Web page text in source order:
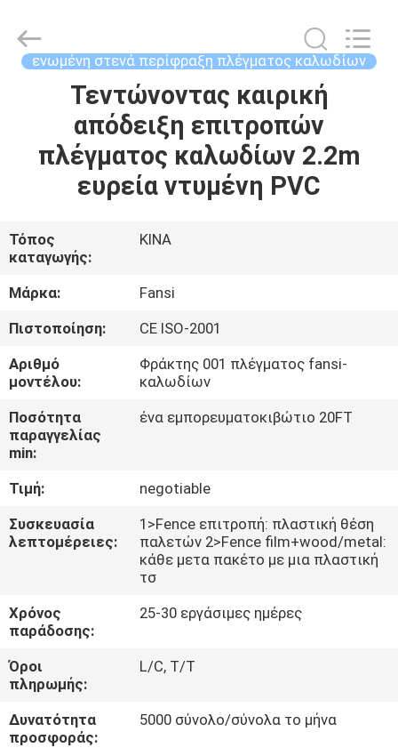
ΠΡΟΪΌΝΤΑ
ΕΜΕΊΣ
ΓΎΡΟΣ
ΕΡΓΟΣΤΑΣΊΩΝ
ΠΟΙΟΤΙΚΌΣ
ΈΛΕΓΧΟΣ
ΕΛΆΤΕ
ΣΕ
ΕΠΑΦΉ
ΖΗΤΉΣΤΕ
ΈΝΑ
ΑΠΌΣΠΑΣΜΑ
καλωδίων
προμηθευτής.
Copyright
securityfence.com.
ενωμένη στενά περίφραξη πλέγματος καλωδίων
Τεντώνοντας καιρική
απόδειξη επιτροπών
πλέγματος καλωδίων 2.2m
ευρεία ντυμένη PVC
Τόπος
καταγωγής:
ΚΙΝΑ
Μάρκα:
Fansi
Πιστοποίηση:
CE ISO-2001
Αριθμό
μοντέλου:
Φράκτης 001 πλέγματος fansi-
καλωδίων
Ποσότητα
παραγγελίας
min:
ένα εμπορευματοκιβώτιο 20FT
Τιμή:
negotiable
Συσκευασία
λεπτομέρειες:
1>Fence επιτροπή: πλαστική θέση
παλετών 2>Fence film+wood/metal:
κάθε μετα πακέτο με μια πλαστική
τσ
Χρόνος
παράδοσης:
25-30 εργάσιμες ημέρες
Όροι
πληρωμής:
L/C, T/T
Δυνατότητα
προσφοράς:
5000 σύνολο/σύνολα το μήνα